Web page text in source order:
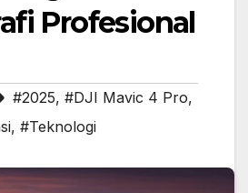
Profesional
#2025, #DJI Mavic 4 Pro,
, #Teknologi